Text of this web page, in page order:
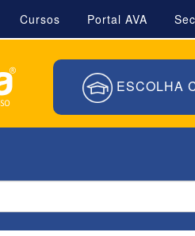
Cursos Portal AVA
ESCOLHA